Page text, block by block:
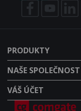
PRODUKTY
NAŠE SPOLEČNOST
VÁŠ ÚČET